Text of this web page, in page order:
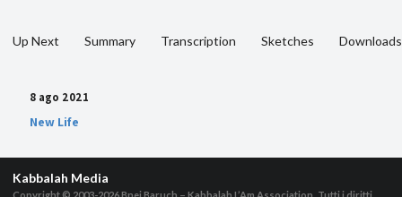
Up Next Summary Transcription Sketches Downloads
8 ago 2021
New Life
Kabbalah Media